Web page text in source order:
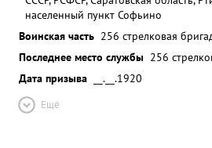
населенный пункт Софьино
Воинская часть 256 стрелковая
Последнее место службы 256
Дата призыва
__.__.1920
Ещё